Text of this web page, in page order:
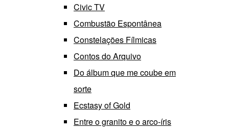
Civic TV
Combustão Espontânea
Constelações Fílmicas
Contos do Arquivo
Do álbum que me coube em
sorte
Ecstasy of Gold
Entre o granito e o arco-íris